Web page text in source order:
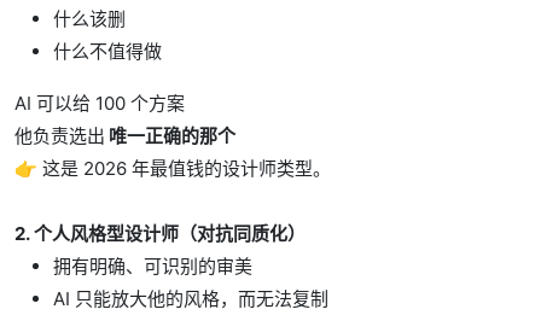
什么该删
什么不值得做
AI 可以给 100 个方案
他负责选出 唯一正确的那个
👉 这是 2026 年最值钱的设计师类型。
2.个人风格型设计师（对抗同质化）
拥有明确、可识别的审美
AI 只能放大他的风格，而无法复制